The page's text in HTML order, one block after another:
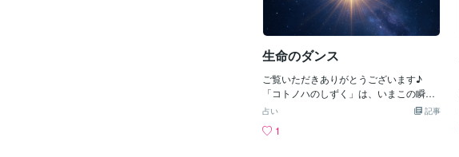
生命のダンス
ご覧いただきありがとうございます♪
「コトノハのしずく」は、いまこの瞬間
に宿る光を、言葉のしずくとして届けて
えていく過去の後悔未来の不安もここに
記事
占い
1